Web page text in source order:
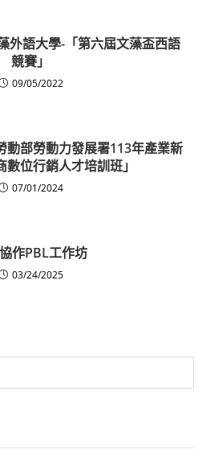
外語大學-「第六屆文藻盃西語
競賽」
09/05/2022
動部勞動力發展署113年產業新
位行銷人才培訓班」
07/01/2024
作PBL工作坊
03/24/2025